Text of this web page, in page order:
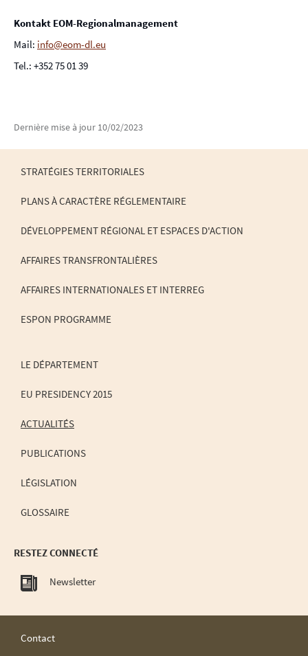
Kontakt EOM-Regionalmanagement
Mail: info@eom-dl.eu
Tel.: +352 75 01 39
Dernière mise à jour 10/02/2023
MENU
DE
NAVIGATION
STRATÉGIES TERRITORIALES
PLANS À CARACTÈRE RÉGLEMENTAIRE
DÉVELOPPEMENT RÉGIONAL ET ESPACES D'ACTION
AFFAIRES TRANSFRONTALIÈRES
AFFAIRES INTERNATIONALES ET INTERREG
ESPON PROGRAMME
LE DÉPARTEMENT
EU PRESIDENCY 2015
ACTUALITÉS
PUBLICATIONS
LÉGISLATION
GLOSSAIRE
RESTEZ CONNECTÉ
Newsletter
Contact